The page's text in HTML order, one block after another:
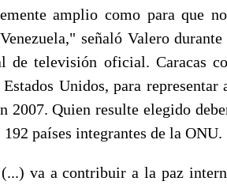
amplio como para que
señaló Valero
de televisión oficial. Caracas
Unidos, para
2007. Quien resulte elegido
países integrantes de la ONU.
(...) va a contribuir a la paz